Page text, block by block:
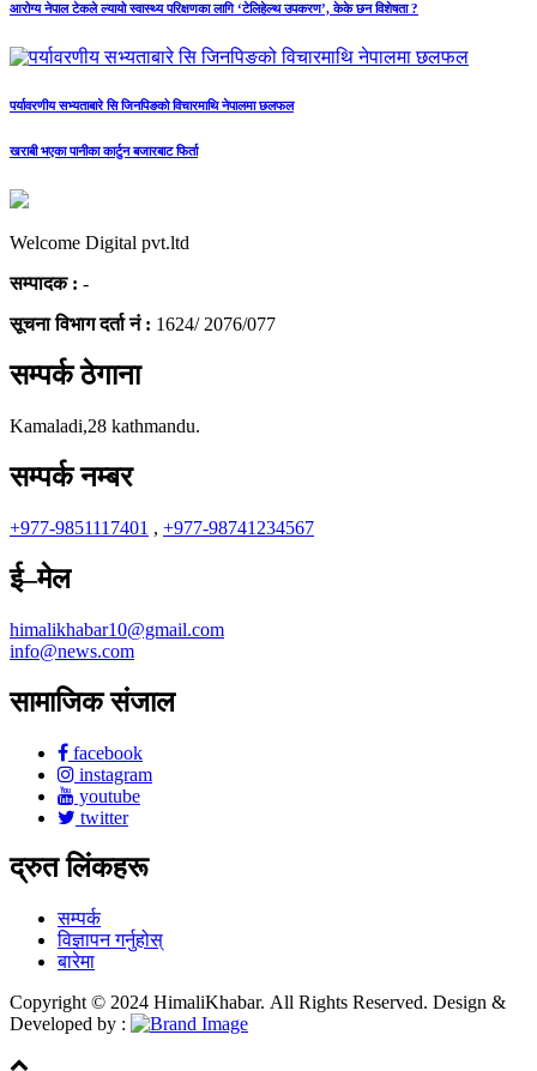
आरोग्य नेपाल टेकले ल्यायो स्वास्थ्य परिक्षणका लागि ‘टेलिहेल्थ उपकरण’, केके छन विशेषता ?
पर्यावरणीय सभ्यताबारे सि जिनपिङको विचारमाथि नेपालमा छलफल
खराबी भएका पानीका कार्टुन बजारबाट फिर्ता
Welcome Digital pvt.ltd
सम्पादक : -
सूचना विभाग दर्ता नं : 1624/ 2076/077
सम्पर्क ठेगाना
Kamaladi,28 kathmandu.
सम्पर्क नम्बर
+977-9851117401 , +977-98741234567
ई–मेल
himalikhabar10@gmail.com
info@news.com
सामाजिक संजाल
facebook
instagram
youtube
twitter
द्रुत लिंकहरू
सम्पर्क
विज्ञापन गर्नुहोस्
बारेमा
Copyright © 2024 HimaliKhabar. All Rights Reserved. Design &
Developed by :